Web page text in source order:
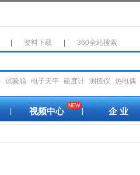
资料下载 360全站搜索
试验箱 电子天平 硬度计 测振仪 热电偶
NEW
视频中心 企 业